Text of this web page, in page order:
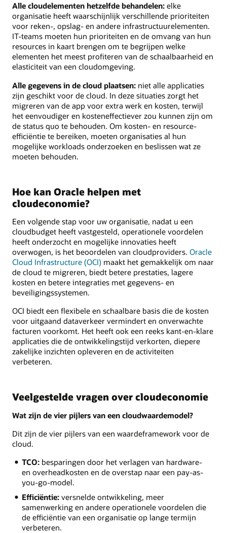
Alle cloudelementen hetzelfde behandelen: elke
organisatie heeft waarschijnlijk verschillende prioriteiten
voor reken-, opslag- en andere infrastructuurelementen.
IT-teams moeten hun prioriteiten en de omvang van hun
resources in kaart brengen om te begrijpen welke
elementen het meest profiteren van de schaalbaarheid en
elasticiteit van een cloudomgeving.
Alle gegevens in de cloud plaatsen: niet alle applicaties
zijn geschikt voor de cloud. In deze situaties zorgt het
migreren van de app voor extra werk en kosten, terwijl
het eenvoudiger en kosteneffectiever zou kunnen zijn om
de status quo te behouden. Om kosten- en resource-
efficiëntie te bereiken, moeten organisaties al hun
mogelijke workloads onderzoeken en beslissen wat ze
moeten behouden.
Hoe kan Oracle helpen met
cloudeconomie?
Een volgende stap voor uw organisatie, nadat u een
cloudbudget heeft vastgesteld, operationele voordelen
heeft onderzocht en mogelijke innovaties heeft
overwogen, is het beoordelen van cloudproviders. Oracle
Cloud Infrastructure (OCI) maakt het gemakkelijk om naar
de cloud te migreren, biedt betere prestaties, lagere
kosten en betere integraties met gegevens- en
beveiligingssystemen.
OCI biedt een flexibele en schaalbare basis die de kosten
voor uitgaand dataverkeer vermindert en onverwachte
facturen voorkomt. Het heeft ook een reeks kant-en-klare
applicaties die de ontwikkelingstijd verkorten, diepere
zakelijke inzichten opleveren en de activiteiten
verbeteren.
Veelgestelde vragen over cloudeconomie
Wat zijn de vier pijlers van een cloudwaardemodel?
Dit zijn de vier pijlers van een waardeframework voor de
cloud.
TCO:besparingen door het verlagen van hardware-
en overheadkosten en de overstap naar een pay-as-
you-go-model.
Efficiëntie:versnelde ontwikkeling, meer
samenwerking en andere operationele voordelen die
de efficiëntie van een organisatie op lange termijn
verbeteren.